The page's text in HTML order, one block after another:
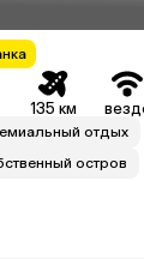
135 км
отдых
остров